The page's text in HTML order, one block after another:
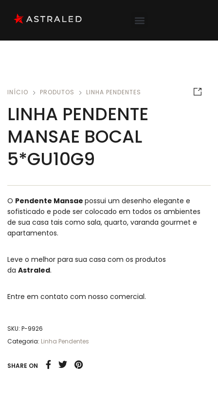
INÍCIO PRODUTOS LINHA PENDENTES
LINHA PENDENTE
MANSAE BOCAL
5*GU10G9
O Pendente Mansae possui um desenho elegante e
sofisticado e pode ser colocado em todos os ambientes
de sua casa tais como sala, quarto, varanda gourmet e
apartamentos.
Leve o melhor para sua casa com os produtos
da Astraled.
Entre em contato com nosso comercial.
SKU: P-9926
Categoria: Linha Pendentes
SHARE ON